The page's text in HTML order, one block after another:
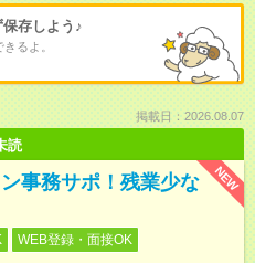
存しよう♪
るよ。
掲載日：2026.08.07
読
NEW
事務サポ！残業少な
WEB登録・面接OK